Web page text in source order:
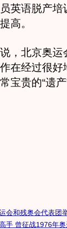
英语脱产
高。
北京奥运
在经过很
宝贵的“遗产”
会和残奥会代表团举
手 曾征战1976年奥